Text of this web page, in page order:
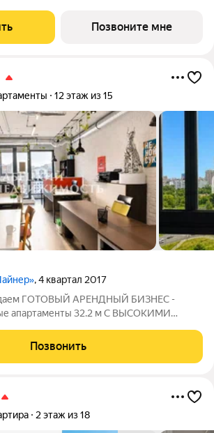
с окном. ЭНИГМИЯ дом-
Позвоните мне
12 этаж из 15
, 4 квартал 2017
ГОТОВЫЙ АРЕНДНЫЙ БИЗНЕС -
апартаменты 32.2 м С ВЫСОКИМИ
и фото соответствуют
ПРО ДОКУМЕНТЫ: ОДИН собственник
Позвонить
2 этаж из 18